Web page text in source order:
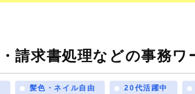
請求書処理などの事務ワ
髪色・ネイル自由 20代活躍中